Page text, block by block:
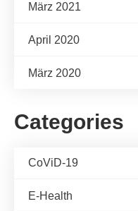
März 2021
April 2020
März 2020
Categories
CoViD-19
E-Health